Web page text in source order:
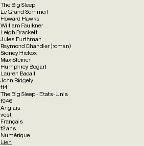
The Big Sleep
Le Grand Sommeil
Howard Hawks
William Faulkner
Leigh Brackett
Jules Furthman
Raymond Chandler (roman)
Sidney Hickox
Max Steiner
Humphrey Bogart
Lauren Bacall
John Ridgely
114'
The Big Sleep - Etats-Unis
1946
Anglais
vost
Français
12 ans
Numérique
Lien